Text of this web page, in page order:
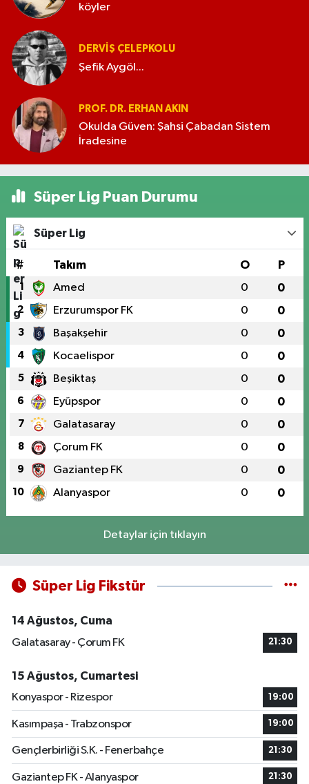
köyler
DERVIŞ ÇELEPKOLU
Şefik Aygöl...
PROF. DR. ERHAN AKIN
Okulda Güven: Şahsi Çabadan Sistem
İradesine
Süper Lig Puan Durumu
Süper Lig
# Takım O P
1 Amed 0 0
2 Erzurumspor FK 0 0
3 Başakşehir 0 0
4 Kocaelispor 0 0
5 Beşiktaş 0 0
6 Eyüpspor 0 0
7 Galatasaray 0 0
8 Çorum FK 0 0
9 Gaziantep FK 0 0
10 Alanyaspor 0 0
Detaylar için tıklayın
Süper Lig Fikstür
14 Ağustos, Cuma
Galatasaray - Çorum FK
21:30
15 Ağustos, Cumartesi
Konyaspor - Rizespor
19:00
Kasımpaşa - Trabzonspor 19:00
Gençlerbirliği S.K. - Fenerbahçe 21:30
Gaziantep FK - Alanyaspor 21:30